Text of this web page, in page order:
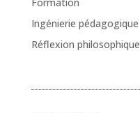
Ingénierie pédagogique
Réflexion philosophique